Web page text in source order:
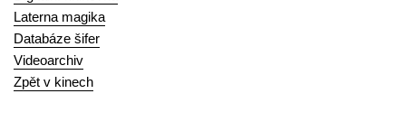
Laterna magika
Databáze šifer
Videoarchiv
Zpět v kinech